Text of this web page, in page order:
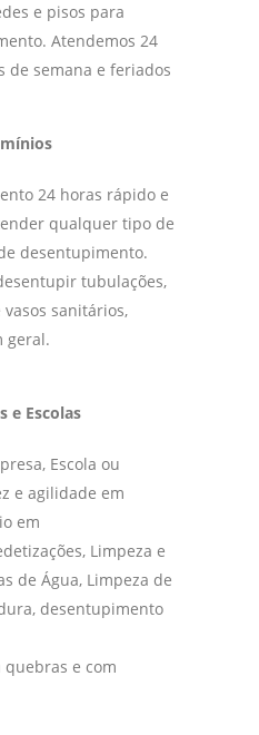
e pisos para
Atendemos 24
de semana e feriados
24 horas rápido e
qualquer tipo de
desentupimento.
tubulações,
sanitários,
geral.
e Escolas
Escola ou
e agilidade em
em
Limpeza e
de Água, Limpeza de
desentupimento
quebras e com